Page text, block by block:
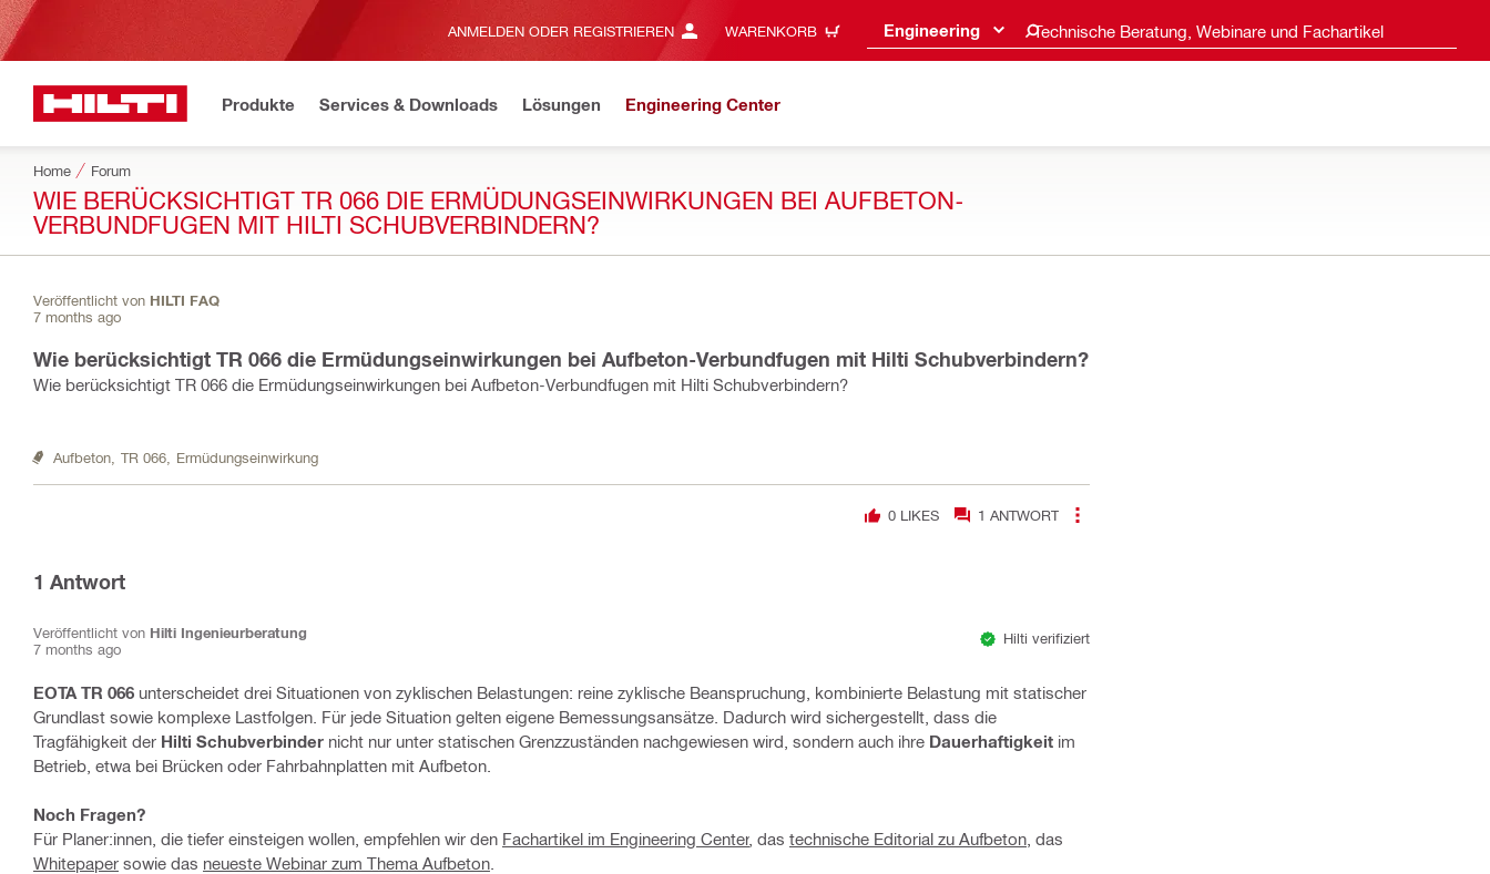
ANMELDEN ODER REGISTRIEREN WARENKORB Engineering Technische Beratung, Webinare und Fachartikel
Produkte Services & Downloads Lösungen Engineering Center
Home Forum
WIE BERÜCKSICHTIGT TR 066 DIE ERMÜDUNGSEINWIRKUNGEN BEI AUFBETON-
VERBUNDFUGEN MIT HILTI SCHUBVERBINDERN?
Veröffentlicht von HILTI FAQ
7 months ago
Wie berücksichtigt TR 066 die Ermüdungseinwirkungen bei Aufbeton-Verbundfugen mit Hilti Schubverbindern?
Wie berücksichtigt TR 066 die Ermüdungseinwirkungen bei Aufbeton-Verbundfugen mit Hilti Schubverbindern?
Aufbeton, TR 066, Ermüdungseinwirkung
0LIKES 1 ANTWORT
1 Antwort
Veröffentlicht von Hilti Ingenieurberatung
7 months ago
Hilti verifiziert
EOTA TR 066 unterscheidet drei Situationen von zyklischen Belastungen: reine zyklische Beanspruchung, kombinierte Belastung mit statischer
Grundlast sowie komplexe Lastfolgen. Für jede Situation gelten eigene Bemessungsansätze. Dadurch wird sichergestellt, dass die
Tragfähigkeit der Hilti Schubverbinder nicht nur unter statischen Grenzzuständen nachgewiesen wird, sondern auch ihre Dauerhaftigkeit im
Betrieb, etwa bei Brücken oder Fahrbahnplatten mit Aufbeton.
Noch Fragen?
Für Planer:innen, die tiefer einsteigen wollen, empfehlen wir den Fachartikel im Engineering Center , das technische Editorial zu Aufbeton , das
Whitepaper sowie das neueste Webinar zum Thema Aufbeton